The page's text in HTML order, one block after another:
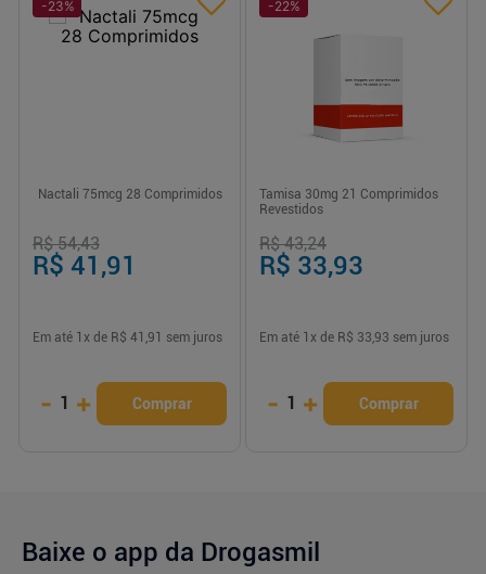
-23%
Nactali 75mcg 28 Comprimidos
R$ 54,43
R$ 41,91
Em até 1 x de R$ 41,91 sem juros
- 1 + Comprar
-22%
Tamisa 30mg 21 Comprimidos
Revestidos
R$ 43,24
R$ 33,93
Em até 1 x de R$ 33,93 sem juros
- 1 + Comprar
Baixe o app da Drogasmil